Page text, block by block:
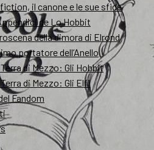
il canone e le sue sfide
de Lo Hobbit
della dimora di Elrond
portatore dell’Anello
di Mezzo: Gli Hobbit
di Mezzo: Gli Elfi
Fandom